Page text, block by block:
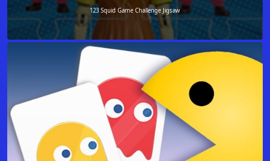
123 Squid Game Challenge Jigsaw